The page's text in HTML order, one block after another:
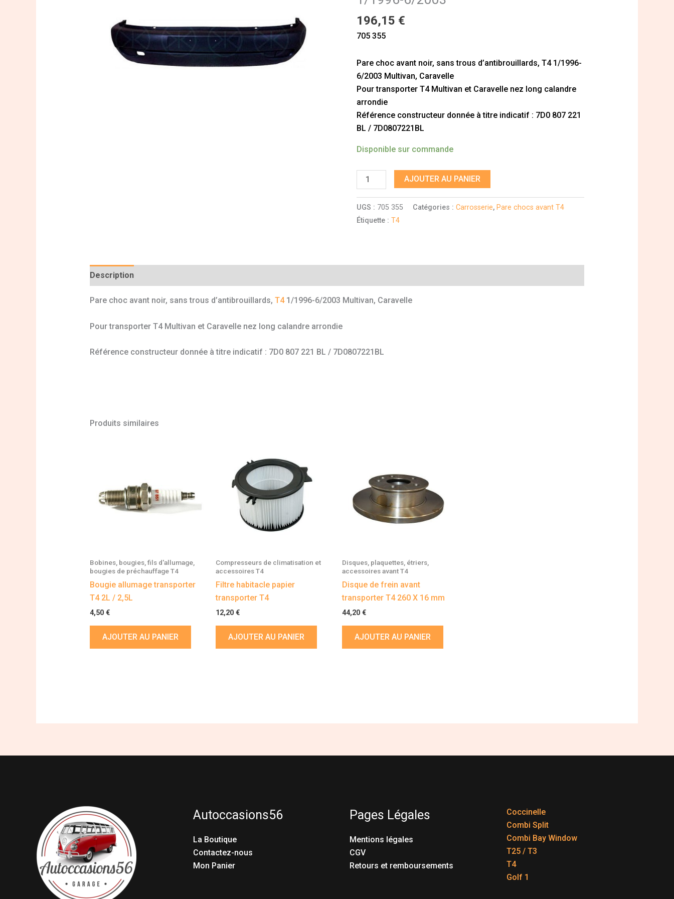
196,15 €
705 355
Pare choc avant noir, sans trous d’antibrouillards, T4 1/1996-
6/2003 Multivan, Caravelle
Pour transporter T4 Multivan et Caravelle nez long calandre
arrondie
Référence constructeur donnée à titre indicatif : 7D0 807 221
BL / 7D0807221BL
Disponible sur commande
d'antibrouillards,
transporter
1/1996-
6/2003
AJOUTER AU PANIER
UGS : 705 355 Catégories :Carrosserie, Pare chocs avant T4
Étiquette :T4
Description
Pare choc avant noir, sans trous d’antibrouillards, T41/1996-6/2003 Multivan, Caravelle
Pour transporter T4 Multivan et Caravelle nez long calandre arrondie
Référence constructeur donnée à titre indicatif : 7D0 807 221 BL / 7D0807221BL
Produits similaires
Bobines, bougies, fils d'allumage,
bougies de préchauffage T4
Bougie allumage transporter
T4 2L / 2,5L
4,50 €
AJOUTER AU PANIER
Compresseurs de climatisation et
accessoires T4
Filtre habitacle papier
transporter T4
12,20€
AJOUTER AU PANIER
Disques, plaquettes, étriers,
accessoires avant T4
Disque de frein avant
transporter T4 260 X 16 mm
44,20 €
AJOUTER AU PANIER
Autoccasions56
La Boutique
Contactez-nous
Mon Panier
Pages Légales
Mentions légales
CGV
Retours et remboursements
Coccinelle
Combi Split
Combi Bay Window
T25 / T3
T4
Golf 1